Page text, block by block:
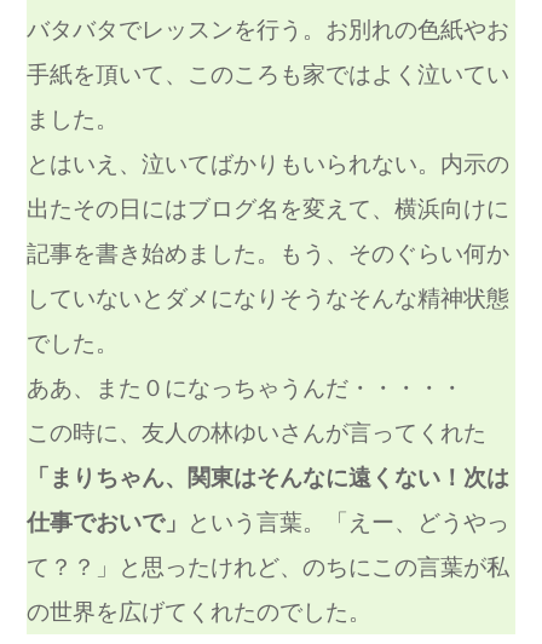
バタバタでレッスンを行う。 お別れの色紙やお
手紙を頂いて、このころも家ではよく泣いてい
ました。
とはいえ、泣いてばかりもいられない。内示の
出たその日にはブログ名を変えて、横浜向けに
記事を書き始めました。
もう、そのぐらい何か
していないとダメになりそうなそんな精神状態
でした。
ああ、また０になっちゃうんだ・・・・・
この時に、友人の林ゆいさんが言ってくれた
「まりちゃん、関東はそんなに遠くない！次は
仕事でおいで」
という言葉。「えー、どうやっ
て？？」と思ったけれど、のちにこの言葉が私
の世界を広げてくれたのでした。